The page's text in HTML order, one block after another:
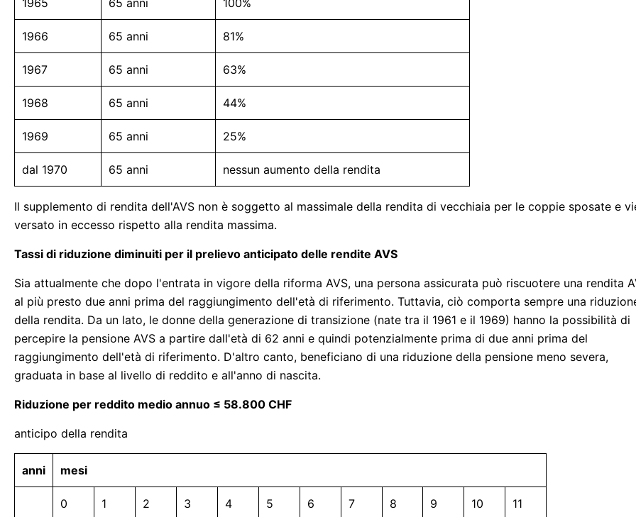
1965 65 anni 100%
1966 65 anni 81%
1967 65 anni 63%
1968 65 anni 44%
1969 65 anni 25%
dal 1970 65 anni nessun aumento della rendita
Il supplemento di rendita dell'AVS non è soggetto al massimale della rendita di vecchiaia per le coppie sposate e
versato in eccesso rispetto alla rendita massima.
Tassi di riduzione diminuiti per il prelievo anticipato delle rendite AVS
Sia attualmente che dopo l'entrata in vigore della riforma AVS, una persona assicurata può riscuotere una rendita
al più presto due anni prima del raggiungimento dell'età di riferimento. Tuttavia, ciò comporta sempre una
della rendita. Da un lato, le donne della generazione di transizione (nate tra il 1961 e il 1969) hanno la possibilità di
percepire la pensione AVS a partire dall'età di 62 anni e quindi potenzialmente prima di due anni prima del
raggiungimento dell'età di riferimento. D'altro canto, beneficiano di una riduzione della pensione meno severa,
graduata in base al livello di reddito e all'anno di nascita.
Riduzione per reddito medio annuo ≤ 58.800 CHF
anticipo della rendita
anni mesi
0 1 2 3 4 5 6 7 8 9 10 11